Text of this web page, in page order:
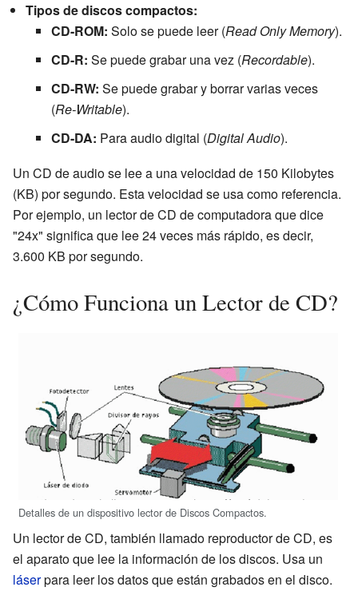
Tipos de discos compactos:
CD-ROM: Solo se puede leer (Read Only Memory).
CD-R: Se puede grabar una vez (Recordable).
CD-RW: Se puede grabar y borrar varias veces
(Re-Writable).
CD-DA: Para audio digital (Digital Audio).
Un CD de audio se lee a una velocidad de 150 Kilobytes
(KB) por segundo. Esta velocidad se usa como referencia.
Por ejemplo, un lector de CD de computadora que dice
"24x" significa que lee 24 veces más rápido, es decir,
3.600 KB por segundo.
¿Cómo Funciona un Lector de CD?
Detalles de un dispositivo lector de Discos Compactos.
Un lector de CD, también llamado reproductor de CD, es
el aparato que lee la información de los discos. Usa un
láserpara leer los datos que están grabados en el disco.